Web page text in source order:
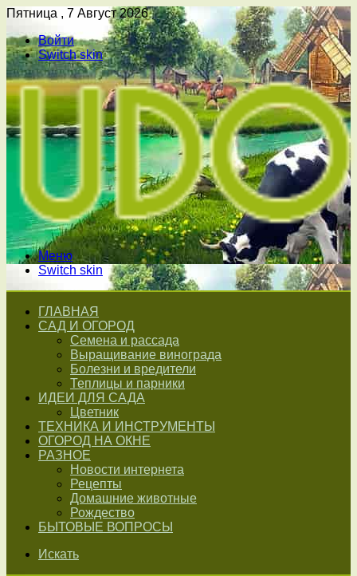
Пятница , 7 Август 2026
Войти
Switch skin
Меню
Switch skin
ГЛАВНАЯ
САД И ОГОРОД
Семена и рассада
Выращивание винограда
Болезни и вредители
Теплицы и парники
ИДЕИ ДЛЯ САДА
Цветник
ТЕХНИКА И ИНСТРУМЕНТЫ
ОГОРОД НА ОКНЕ
РАЗНОЕ
Новости интернета
Рецепты
Домашние животные
Рождество
БЫТОВЫЕ ВОПРОСЫ
Искать